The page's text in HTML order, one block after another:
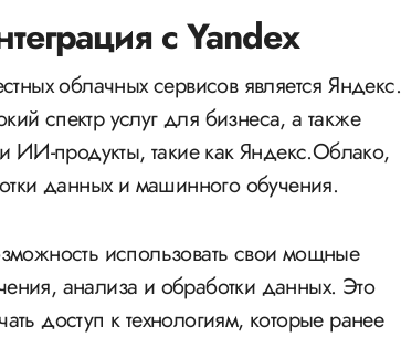
с Yandex
облачных сервисов является Яндекс.
спектр услуг для бизнеса, а также
ИИ-продукты, такие как Яндекс.Облако,
данных и машинного обучения.
использовать свои мощные
анализа и обработки данных. Это
доступ к технологиям, которые ранее